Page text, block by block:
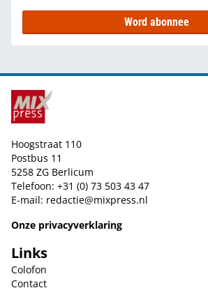
Word abonnee
Hoogstraat 110
Postbus 11
5258 ZG Berlicum
Telefoon: +31 (0) 73 503 43 47
E-mail: redactie@mixpress.nl
Onze privacyverklaring
Links
Colofon
Contact